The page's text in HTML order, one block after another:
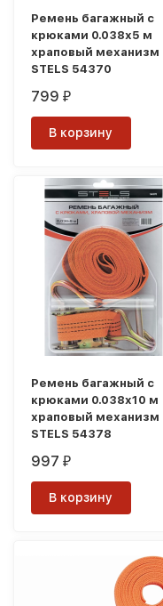
Ремень багажный с
крюками 0.038х5 м
храповый механизм
STELS 54370
799₽
В корзину
Ремень багажный с
крюками 0.038x10 м
храповый механизм
STELS 54378
997₽
В корзину